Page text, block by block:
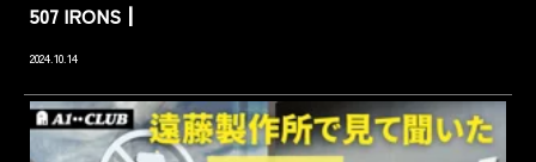
507 IRONS┃
2024.10.14